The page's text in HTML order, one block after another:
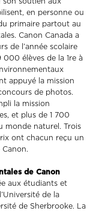
en personne ou
primaire partout au
Canon Canada a
de l’année scolaire
élèves de la 1re à
appuyé la mission
de photos.
la mission
et plus de 1 700
monde naturel. Trois
ont chacun reçu un
de Canon
aux étudiants et
de la
de Sherbrooke. La